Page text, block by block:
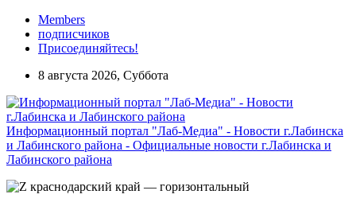
Members
подписчиков
Присоединяйтесь!
8 августа 2026, Суббота
Информационный портал "Лаб-Медиа" - Новости г.Лабинска
и Лабинского района - Официальные новости г.Лабинска и
Лабинского района